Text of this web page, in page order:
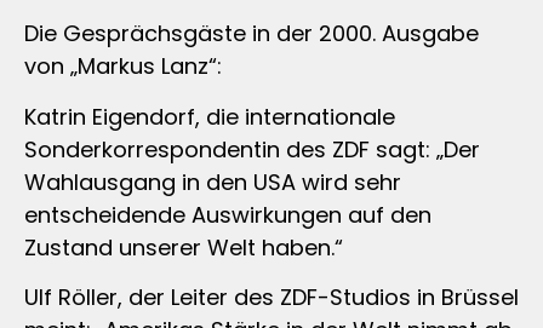
Die Gesprächsgäste in der 2000. Ausgabe
von „Markus Lanz“:
Katrin Eigendorf, die internationale
Sonderkorrespondentin des ZDF sagt: „Der
Wahlausgang in den USA wird sehr
entscheidende Auswirkungen auf den
Zustand unserer Welt haben.“
Ulf Röller, der Leiter des ZDF-Studios in Brüssel